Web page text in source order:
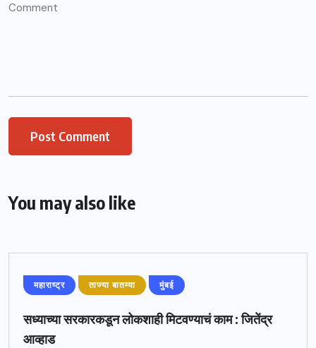
You may also like
महाराष्ट्र ताज्या बातम्या मुंबई
सध्याच्या सरकारकडून लोकशाही मिटवण्याचं काम : जितेंद्र
आव्हाड